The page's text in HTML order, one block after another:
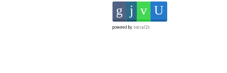
powered by social2s